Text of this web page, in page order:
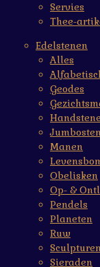
Servies
Thee-
Edelstenen
Alles
Geodes
Manen
Obelisken
Op- &
Pendels
Planeten
Ruw
Sieraden